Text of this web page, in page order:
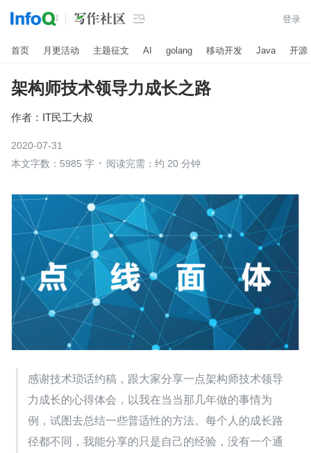
 登录
首页 月更活动 主题征文 AI golang 移动开发 Java 开源
架构师技术领导力成长之路
作者： IT民工大叔
2020-07-31
本文字数：5985 字
阅读完需：约 20 分钟
感谢技术琐话约稿，跟大家分享一点架构师技术领导
力成长的心得体会，以我在当当那几年做的事情为
例，试图去总结一些普适性的方法。每个人的成长路
径都不同，我能分享的只是自己的经验，没有一个通